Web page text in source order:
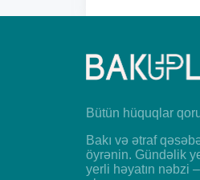
Bütün hüquqlar
Bakı və ətraf
öyrənin. Gündəlik
yerli həyatın nəbzi